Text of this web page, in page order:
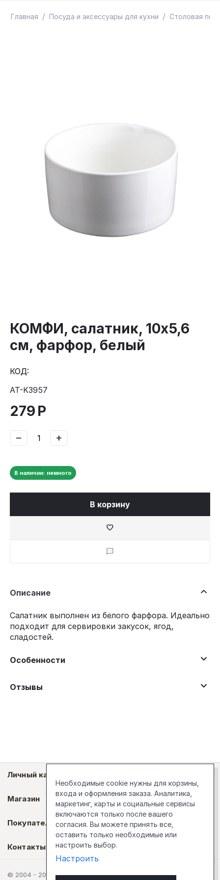
Главная / Посуда и аксессуары для кухни / Столовая
КОМФИ, cалатник, 10х5,6
см, фарфор, белый
КОД:
AT-K3957
279 Р
+
−
В наличии: немного
В корзину
Описание
Салатник выполнен из белого фарфора. Идеально
подходит для сервировки закусок, ягод,
сладостей.
Особенности
Отзывы
Личный кабинет
Магазин
Покупателям
Контакты
© 2004 - 2026 Стокгольм
Необходимые cookie нужны для корзины,
входа и оформления заказа. Аналитика,
маркетинг, карты и социальные сервисы
включаются только после вашего
согласия. Вы можете принять все,
оставить только необходимые или
настроить выбор.
Настроить